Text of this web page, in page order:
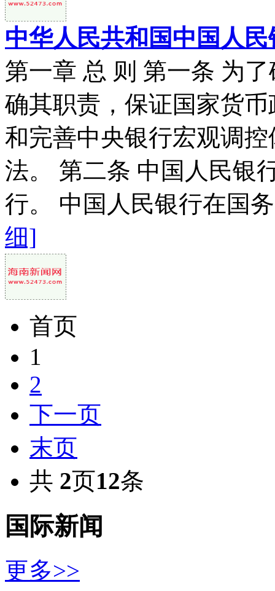
中华人民共和国中国人民
第一章 总 则 第一条 为
确其职责，保证国家货
和完善中央银行宏观调
法。 第二条 中国人民银
行。 中国人民银行在国
细]
首页
1
2
下一页
末页
共 2页12条
国际新闻
更多>>